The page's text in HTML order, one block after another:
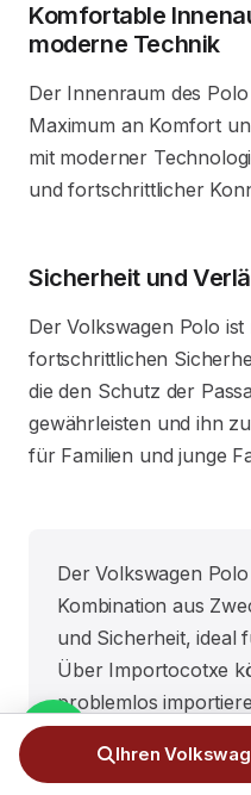
Komfortable
moderne Technik
Der Innenraum des
Maximum an Komfort
mit moderner
und fortschrittlicher
Sicherheit und
Der Volkswagen Polo
fortschrittlichen
die den Schutz der
gewährleisten und ihn
für Familien und junge
Der Volkswagen
Kombination aus
und Sicherheit, ideal
Über Importocotxe
problemlos
an Ihre Bedürfnisse
genießen
Ihren